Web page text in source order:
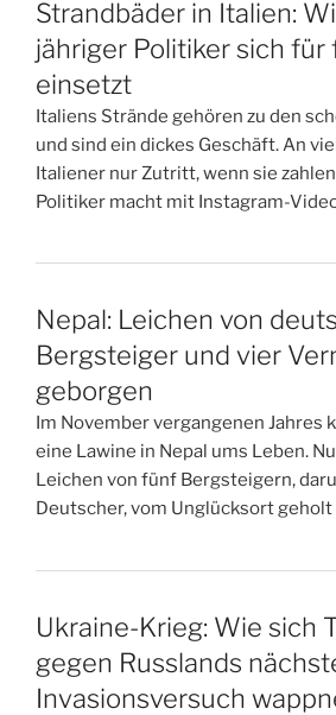
Strandbäder in Italien:
jähriger Politiker sich für
einsetzt
Italiens Strände gehören zu den
und sind ein dickes Geschäft. An
Italiener nur Zutritt, wenn sie
Politiker macht mit Instagram-
Nepal: Leichen von
Bergsteiger und vier
geborgen
Im November vergangenen Jahres
eine Lawine in Nepal ums Leben.
Leichen von fünf Bergsteigern,
Deutscher, vom Unglücksort
Ukraine-Krieg: Wie sich
gegen Russlands
Invasionsversuch